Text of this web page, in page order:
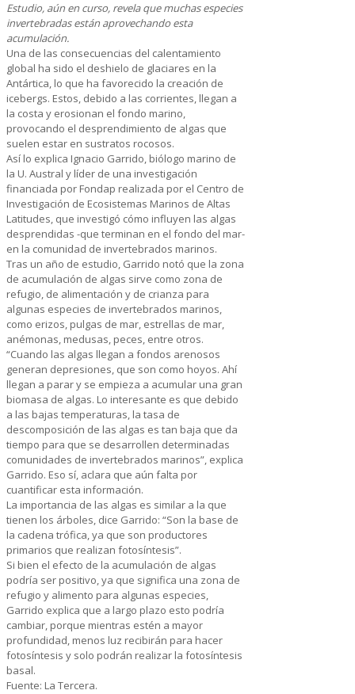
Estudio, aún en curso, revela que muchas especies
invertebradas están aprovechando esta
acumulación.
Una de las consecuencias del calentamiento
global ha sido el deshielo de glaciares en la
Antártica, lo que ha favorecido la creación de
icebergs. Estos, debido a las corrientes, llegan a
la costa y erosionan el fondo marino,
provocando el desprendimiento de algas que
suelen estar en sustratos rocosos.
Así lo explica Ignacio Garrido, biólogo marino de
la U. Austral y líder de una investigación
financiada por Fondap realizada por el Centro de
Investigación de Ecosistemas Marinos de Altas
Latitudes, que investigó cómo influyen las algas
desprendidas -que terminan en el fondo del mar-
en la comunidad de invertebrados marinos.
Tras un año de estudio, Garrido notó que la zona
de acumulación de algas sirve como zona de
refugio, de alimentación y de crianza para
algunas especies de invertebrados marinos,
como erizos, pulgas de mar, estrellas de mar,
anémonas, medusas, peces, entre otros.
“Cuando las algas llegan a fondos arenosos
generan depresiones, que son como hoyos. Ahí
llegan a parar y se empieza a acumular una gran
biomasa de algas. Lo interesante es que debido
a las bajas temperaturas, la tasa de
descomposición de las algas es tan baja que da
tiempo para que se desarrollen determinadas
comunidades de invertebrados marinos”, explica
Garrido. Eso sí, aclara que aún falta por
cuantificar esta información.
La importancia de las algas es similar a la que
tienen los árboles, dice Garrido: “Son la base de
la cadena trófica, ya que son productores
primarios que realizan fotosíntesis”.
Si bien el efecto de la acumulación de algas
podría ser positivo, ya que significa una zona de
refugio y alimento para algunas especies,
Garrido explica que a largo plazo esto podría
cambiar, porque mientras estén a mayor
profundidad, menos luz recibirán para hacer
fotosíntesis y solo podrán realizar la fotosíntesis
basal.
Fuente: La Tercera.